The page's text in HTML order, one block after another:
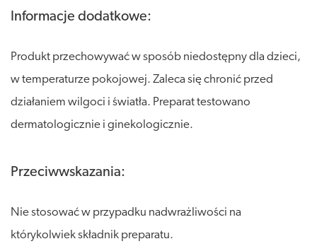
Informacje dodatkowe:
Produkt przechowywać w sposób niedostępny dla dzieci,
w temperaturze pokojowej. Zaleca się chronić przed
działaniem wilgoci i światła. Preparat testowano
dermatologicznie i ginekologicznie.
Przeciwwskazania:
Nie stosować w przypadku nadwrażliwości na
którykolwiek składnik preparatu.